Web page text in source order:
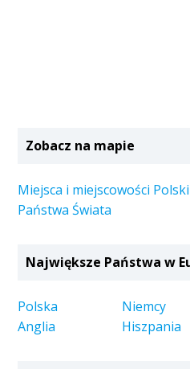
Zobacz na mapie
Miejsca i miejscowości Polski
Państwa Świata
Największe Państwa w
Polska Niemcy
Anglia
Hiszpania